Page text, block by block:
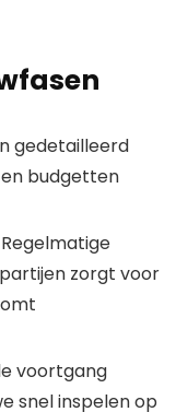
gedetailleerd
budgetten
Regelmatige
zorgt voor
voortgang
snel inspelen op